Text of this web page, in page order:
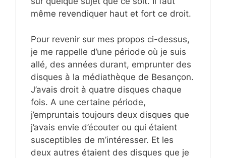
même revendiquer haut et fort ce droit.
Pour revenir sur mes propos ci-dessus,
je me rappelle d’une période où je suis
allé, des années durant, emprunter des
disques à la médiathèque de Besançon.
J’avais droit à quatre disques chaque
fois. A une certaine période,
j’empruntais toujours deux disques que
j’avais envie d’écouter ou qui étaient
susceptibles de m’intéresser. Et les
deux autres étaient des disques que je